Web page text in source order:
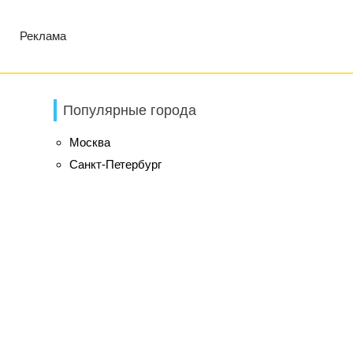
Реклама
Популярные города
Москва
Санкт-Петербург